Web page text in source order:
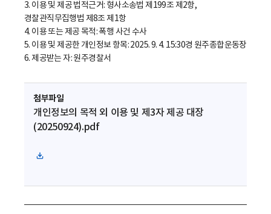
3. 이용 및 제공 법적근거: 형사소송법 제199조 제2항,
경찰관직무집행법 제8조 제1항
4. 이용 또는 제공 목적: 폭행 사건 수사
5. 이용 및 제공한 개인정보 항목: 2025. 9. 4. 15:30경 원주종합운동장
6. 제공받는 자: 원주경찰서
첨부파일
개인정보의 목적 외 이용 및 제3자 제공 대장
(20250924).pdf
파
다